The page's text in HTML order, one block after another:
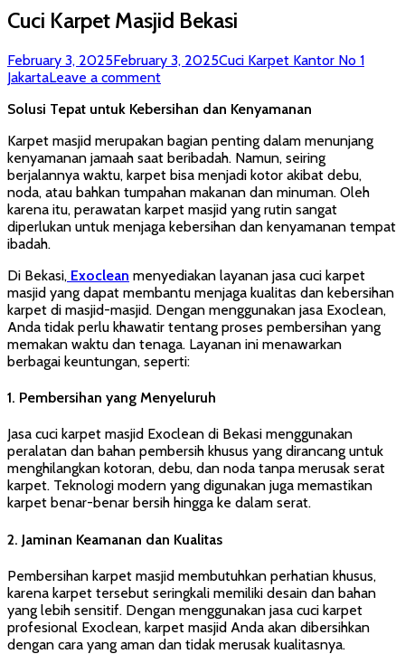
Cuci Karpet Masjid Bekasi
Posted
on
February 3, 2025February 3, 2025Author
Cuci Karpet Kantor No 1
JakartaLeave a comment
Solusi Tepat untuk Kebersihan dan Kenyamanan
Karpet masjid merupakan bagian penting dalam menunjang
kenyamanan jamaah saat beribadah. Namun, seiring
berjalannya waktu, karpet bisa menjadi kotor akibat debu,
noda, atau bahkan tumpahan makanan dan minuman. Oleh
karena itu, perawatan karpet masjid yang rutin sangat
diperlukan untuk menjaga kebersihan dan kenyamanan tempat
ibadah.
Di Bekasi, Exoclean menyediakan layanan jasa cuci karpet
masjid yang dapat membantu menjaga kualitas dan kebersihan
karpet di masjid-masjid. Dengan menggunakan jasa Exoclean,
Anda tidak perlu khawatir tentang proses pembersihan yang
memakan waktu dan tenaga. Layanan ini menawarkan
berbagai keuntungan, seperti:
1. Pembersihan yang Menyeluruh
Jasa cuci karpet masjid Exoclean di Bekasi menggunakan
peralatan dan bahan pembersih khusus yang dirancang untuk
menghilangkan kotoran, debu, dan noda tanpa merusak serat
karpet. Teknologi modern yang digunakan juga memastikan
karpet benar-benar bersih hingga ke dalam serat.
2. Jaminan Keamanan dan Kualitas
Pembersihan karpet masjid membutuhkan perhatian khusus,
karena karpet tersebut seringkali memiliki desain dan bahan
yang lebih sensitif. Dengan menggunakan jasa cuci karpet
profesional Exoclean, karpet masjid Anda akan dibersihkan
dengan cara yang aman dan tidak merusak kualitasnya.